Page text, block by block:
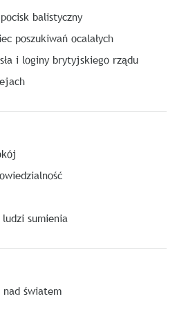
balistyczny
poszukiwań ocalałych
i loginy brytyjskiego rządu
sumienia
nad światem